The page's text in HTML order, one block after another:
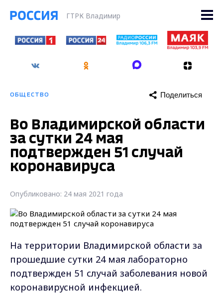
ГТРК Владимир
ОБЩЕСТВО Поделиться
Во Владимирской области
за сутки 24 мая
подтвержден 51 случай
коронавируса
Опубликовано: 24 мая 2021 года
На территории Владимирской области за
прошедшие сутки 24 мая лабораторно
подтвержден 51 случай заболевания новой
коронавирусной инфекцией.